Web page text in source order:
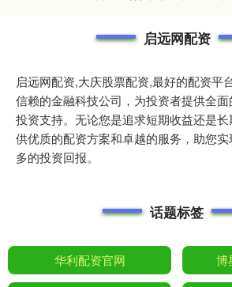
启远网配资
启远网配资,大庆股票配资,最好的配资平
信赖的金融科技公司，为投资者提供全
投资支持。无论您是追求短期收益还是
供优质的配资方案和卓越的服务，助您
多的投资回报。
话题标签
华利配资官网 博